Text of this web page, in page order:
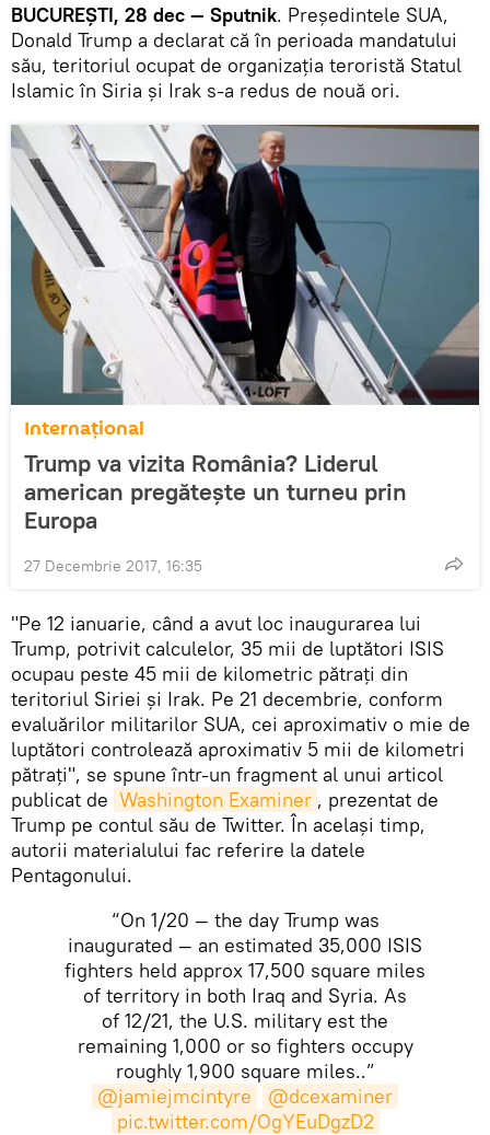
BUCUREȘTI, 28 dec — Sputnik. Președintele SUA,
Donald Trump a declarat că în perioada mandatului
său, teritoriul ocupat de organizația teroristă Statul
Islamic în Siria și Irak s-a redus de nouă ori.
Internaţional
Trump va vizita România? Liderul
american pregătește un turneu prin
Europa
27 Decembrie 2017, 16:35
"Pe 12 ianuarie, când a avut loc inaugurarea lui
Trump, potrivit calculelor, 35 mii de luptători ISIS
ocupau peste 45 mii de kilometric pătrați din
teritoriul Siriei și Irak. Pe 21 decembrie, conform
evaluărilor militarilor SUA, cei aproximativ o mie de
luptători controlează aproximativ 5 mii de kilometri
pătrați", se spune într-un fragment al unui articol
publicat de Washington Examiner , prezentat de
Trump pe contul său de Twitter. În același timp,
autorii materialului fac referire la datele
Pentagonului.
“On 1/20 — the day Trump was
inaugurated — an estimated 35,000 ISIS
fighters held approx 17,500 square miles
of territory in both Iraq and Syria. As
of 12/21, the U.S. military est the
remaining 1,000 or so fighters occupy
roughly 1,900 square miles..”
@jamiejmcintyre
@dcexaminer
pic.twitter.com/OgYEuDgzD2